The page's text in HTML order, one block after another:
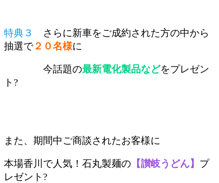
特典３
さらに新車をご成約された方の中から
抽選で２０名様に
今話題の最新電化製品などをプレゼン
ト?
また、期間中ご商談されたお客様に
本場香川で人気！石丸製麺の 【讃岐うどん】 プ
レゼント?